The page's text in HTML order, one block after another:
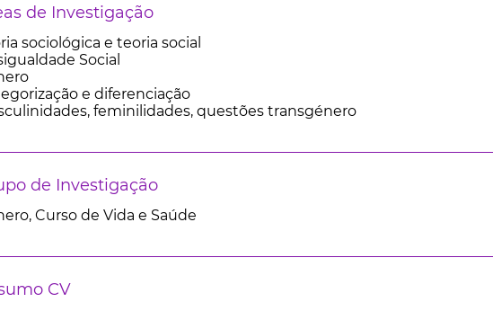
de Investigação
sociológica e teoria social
Social
e diferenciação
feminilidades, questões transgénero
de Investigação
Curso de Vida e Saúde
CV